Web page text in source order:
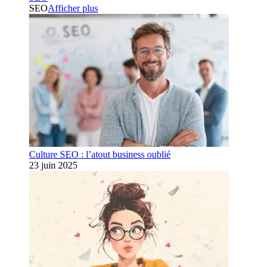
SEOAfficher plus
Culture SEO : l’atout business oublié
23 juin 2025